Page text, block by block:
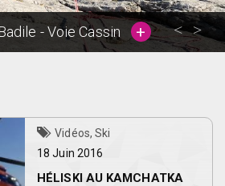
- Voie Cassin
Vidéos Ski
18 Juin 2016
HÉLISKI AU KAMCHATKA